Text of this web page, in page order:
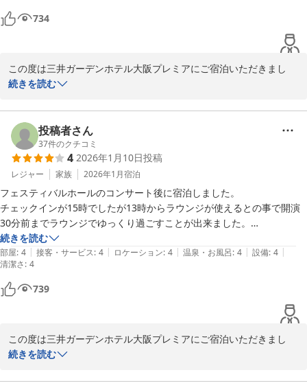
宿泊支配人
2026-04-21
734
この度は三井ガーデンホテル大阪プレミアにご宿泊いただきまし
て、誠にありがとうございました。
ます。
お寄せいただきました評価を拝見いたしましたところ、今回のご宿
泊において概ねご満足いただけたご様子と伺え、私共も大変嬉しく
存じます。
朝食もお気に召していただけたご様子で大変嬉しく存じます。
また絶対予約する、とのお言葉まで頂戴でき身に余る光栄でござい
ます。
頂戴した評価に甘んじることなく、引き続きサービス向上に励んで
参ります。
またのご宿泊をスタッフ一同心よりお待ち申し上げております。
三井ガーデンホテル大阪プレミア
続きを読む
投稿者さん
37件のクチコミ
4 2026年1月10日投稿
レジャー 家族 2026年1月宿泊
フェスティバルホールのコンサート後に宿泊しました。
チェックインが15時でしたが13時からラウンジが使えるとの事で開演
30分前までラウンジでゆっくり過ごすことが出来ました。
お部屋は清潔でフロントや夜のラウンジのスタッフの方も皆様笑顔と優
しい対応で心地よかったです。
ホテルによってラウンジはいろいろですが、夜は食後に少しお酒を飲む
くらいでアテなどはほとんどなく、ちょっと寂しい印象でした。
夜以外はお菓子だけで時間を変えても内容は変わりませんでしたが、お
いかなと思いました。
大浴場は入っていないので分かりませんがお部屋のシステムバスも綺麗
続きを読む
部屋: 4 | 接客・サービス: 4 | ロケーション: 4 | 温泉・お風呂: 4 | 設備: 4 |
清潔さ: 4
739
この度は三井ガーデンホテル大阪プレミアにご宿泊いただきまし
て、誠にありがとうございます。またご滞在後に感想を賜りました
続きを読む